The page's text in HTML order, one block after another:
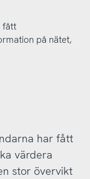
fått
på nätet,
har fått
värdera
stor övervikt